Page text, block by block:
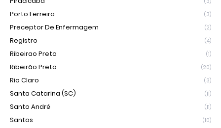
Porto Ferreira (3)
Preceptor De Enfermagem (2)
Registro (4)
Ribeirao Preto (1)
Ribeirão Preto (20)
Rio Claro (3)
Santa Catarina (SC) (11)
Santo André (11)
Santos (10)